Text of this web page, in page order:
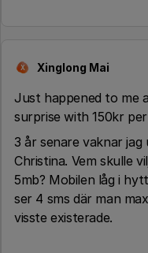
X Xinglong Mai
Just happened to me
surprise with 150kr
3 år senare vaknar
Christina. Vem skulle
5mb? Mobilen låg i
ser 4 sms där man
visste existerade.